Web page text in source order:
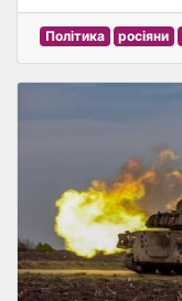
Політика росіяни